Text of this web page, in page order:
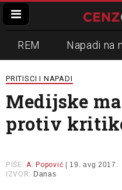
REM Napadi na
Zvučni top
Propaganda
Informer Slavko
PRITISCI I NAPADI
Medijske
protiv
PIŠE: A. Popović | 19. avg 2017.
IZVOR: Danas